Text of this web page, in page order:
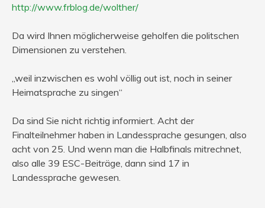
http://www.frblog.de/wolther/
Da wird Ihnen möglicherweise geholfen die politschen
Dimensionen zu verstehen.
„weil inzwischen es wohl völlig out ist, noch in seiner
Heimatsprache zu singen“
Da sind Sie nicht richtig informiert. Acht der
Finalteilnehmer haben in Landessprache gesungen, also
acht von 25. Und wenn man die Halbfinals mitrechnet,
also alle 39 ESC-Beiträge, dann sind 17 in
Landessprache gewesen.